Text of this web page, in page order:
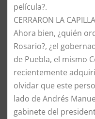
película?.
CERRARON LA
Ahora bien, ¿quién
Rosario?, ¿el
de Puebla, el mismo
recientemente
olvidar que este
lado de Andrés
gabinete del